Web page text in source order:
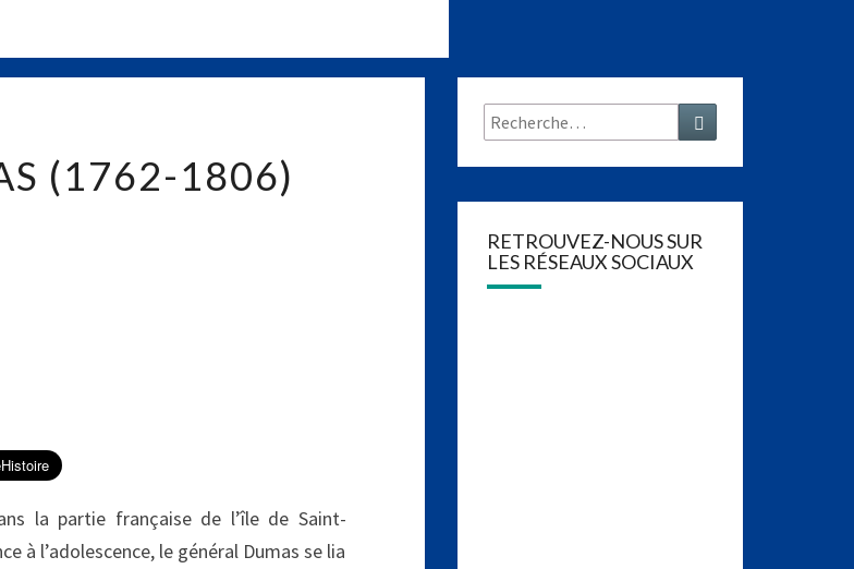
(1762-1806)
la partie française de l’île de Saint-
à l’adolescence, le général Dumas se lia
Rechercher :
RETROUVEZ-NOUS SUR
LES RÉSEAUX SOCIAUX